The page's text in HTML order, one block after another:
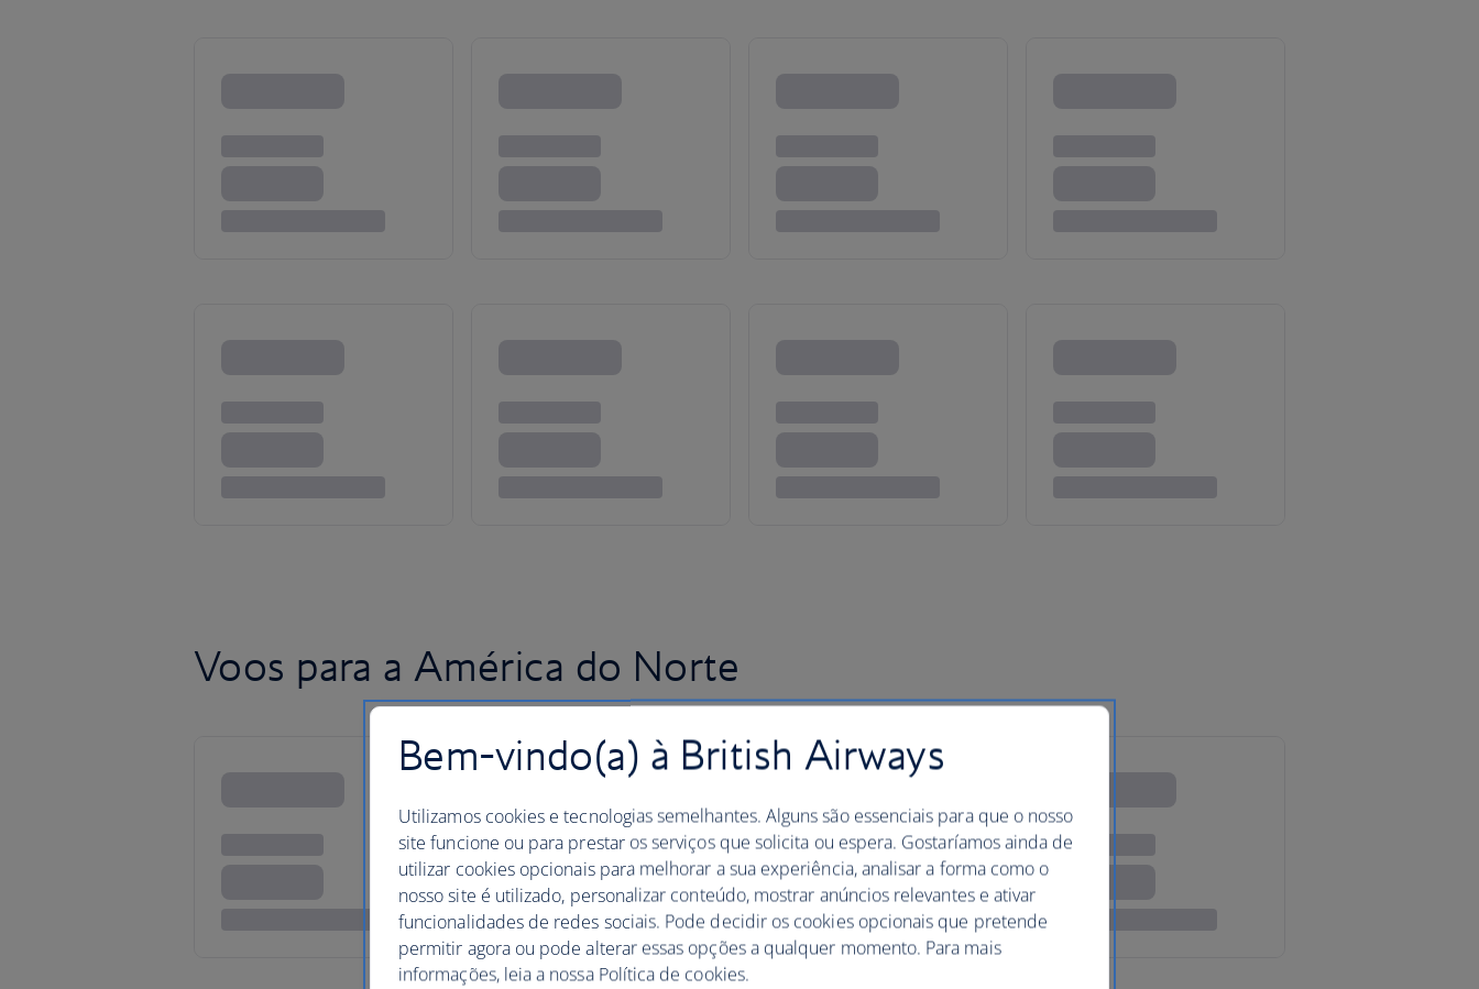
Voos para a América do Norte
Bem-vindo(a) à British Airways
Utilizamos cookies e tecnologias semelhantes. Alguns são essenciais para que o nosso
site funcione ou para prestar os serviços que solicita ou espera. Gostaríamos ainda de
utilizar cookies opcionais para melhorar a sua experiência, analisar a forma como o
nosso site é utilizado, personalizar conteúdo, mostrar anúncios relevantes e ativar
funcionalidades de redes sociais. Pode decidir os cookies opcionais que pretende
permitir agora ou pode alterar essas opções a qualquer momento. Para mais
informações, leia a nossa Política de cookies.